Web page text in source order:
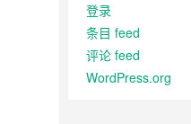
登录
条目 feed
评论 feed
WordPress.org